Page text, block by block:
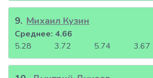
9. Михаил Кузин
5.28 3.72 5.74 3.67
Среднее: 4.66